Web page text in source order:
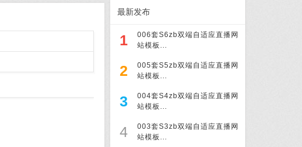
最新发布
1
006套S6zb双端自适应直播网
站模板...
2
005套S5zb双端自适应直播网
站模板...
3
004套S4zb双端自适应直播网
站模板...
4
003套S3zb双端自适应直播网
站模板...